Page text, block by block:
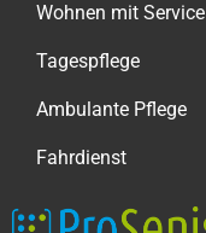
Wohnen mit Service
Tagespflege
Ambulante Pflege
Fahrdienst